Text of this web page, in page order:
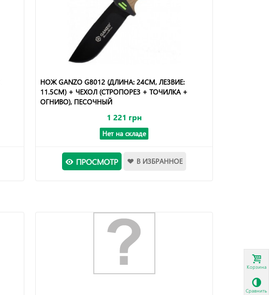
НОЖ GANZO G8012 (ДЛИНА: 24СМ, ЛЕЗВИЕ:
11.5СМ) + ЧЕХОЛ (СТРОПОРЕЗ + ТОЧИЛКА +
ОГНИВО), ПЕСОЧНЫЙ
1 221 грн
Нет на складе
ПРОСМОТР В ИЗБРАННОЕ
Корзина
Сравнить